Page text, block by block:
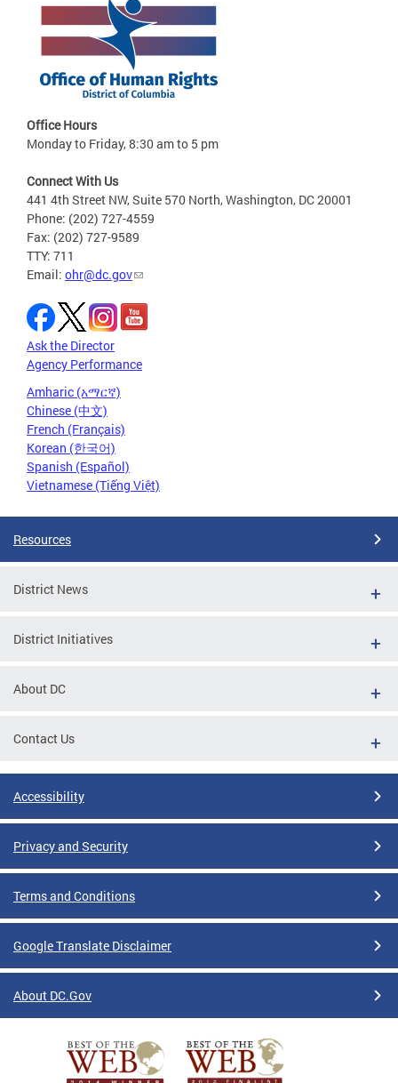
Office Hours
Monday to Friday, 8:30 am to 5 pm
Connect With Us
441 4th Street NW, Suite 570 North, Washington, DC 20001
Phone: (202) 727-4559
Fax: (202) 727-9589
TTY: 711
Email: ohr@dc.gov
Ask the Director
Agency Performance
Amharic (አማርኛ)
Chinese (中文)
French (Français)
Korean (한국어)
Spanish (Español)
Vietnamese (Tiếng Việt)
Resources
District News
District Initiatives
About DC
Contact Us
Accessibility
Privacy and Security
Terms and Conditions
Google Translate Disclaimer
About DC.Gov